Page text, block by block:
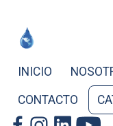
INICIO
CONTACTO